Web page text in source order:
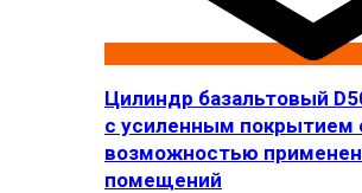
Цилиндр базальтовый
с усиленным покрытием
возможностью
помещений